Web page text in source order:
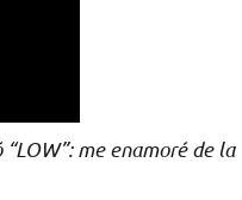
me enamoré de la